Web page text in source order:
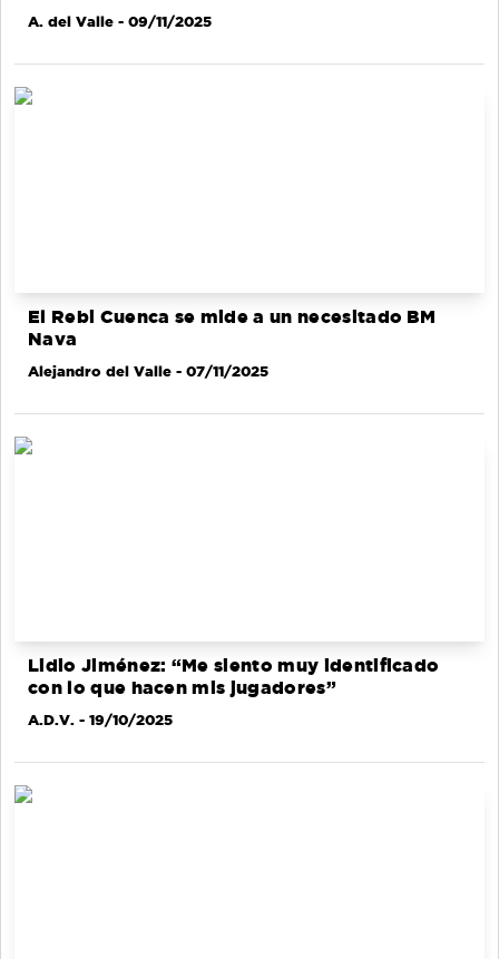
A. del Valle - 09/11/2025
El Rebi Cuenca se mide a un necesitado BM
Nava
Alejandro del Valle - 07/11/2025
Lidio Jiménez: “Me siento muy identificado
con lo que hacen mis jugadores”
A.D.V. - 19/10/2025